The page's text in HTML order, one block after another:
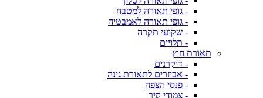
- גופי תאורה למטבח
- גופי תאורה לאמבטיה
- שקועי תקרה
- תלויים
תאורת חוץ
- דוקרנים
- אביזרים לתאורת גינה
- פנסי הצפה
- צמודי קיר